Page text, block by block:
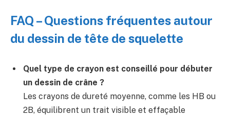
FAQ – Questions fréquentes autour
du dessin de tête de squelette
Quel type de crayon est conseillé pour débuter
un dessin de crâne ?
Les crayons de dureté moyenne, comme les HB ou
2B, équilibrent un trait visible et effaçable